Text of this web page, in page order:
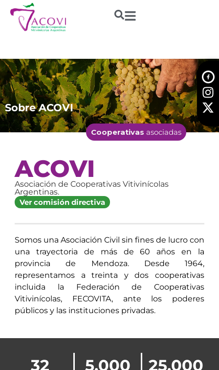
Sobre ACOVI
Cooperativas asociadas
ACOVI
Asociación de Cooperativas Vitivinícolas
Argentinas.
Ver comisión directiva
Somos una Asociación Civil sin fines de lucro con
una trayectoria de más de 60 años en la
provincia de Mendoza. Desde 1964,
representamos a treinta y dos cooperativas
incluida la Federación de Cooperativas
Vitivinícolas, FECOVITA, ante los poderes
públicos y las instituciones privadas.
32 5.000 25.000